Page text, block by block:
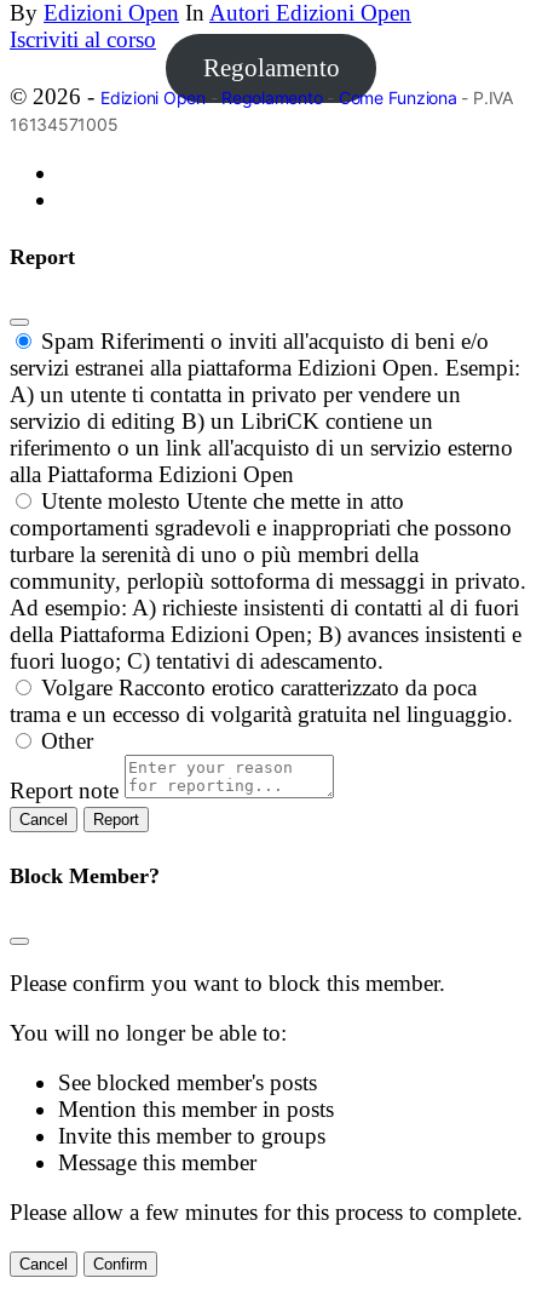
By Edizioni Open InAutori Edizioni Open
Iscriviti al corso
Regolamento
© 2026 - Edizioni Open-Regolamento-Come Funziona - P.IVA
16134571005
Report
Spam Riferimenti o inviti all'acquisto di beni e/o
servizi estranei alla piattaforma Edizioni Open. Esempi:
A) un utente ti contatta in privato per vendere un
servizio di editing B) un LibriCK contiene un
riferimento o un link all'acquisto di un servizio esterno
alla Piattaforma Edizioni Open
Utente molesto Utente che mette in atto
comportamenti sgradevoli e inappropriati che possono
turbare la serenità di uno o più membri della
community, perlopiù sottoforma di messaggi in privato.
Ad esempio: A) richieste insistenti di contatti al di fuori
della Piattaforma Edizioni Open; B) avances insistenti e
fuori luogo; C) tentativi di adescamento.
Volgare Racconto erotico caratterizzato da poca
trama e un eccesso di volgarità gratuita nel linguaggio.
Other
Report note
Report
Block Member?
Please confirm you want to block this member.
You will no longer be able to:
See blocked member's posts
Mention this member in posts
Invite this member to groups
Message this member
Please allow a few minutes for this process to complete.
Confirm